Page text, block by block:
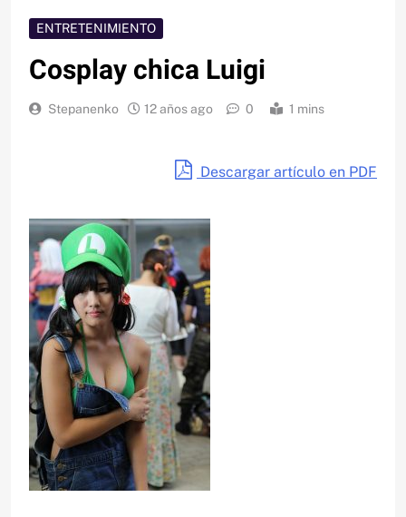
ENTRETENIMIENTO
Cosplay chica Luigi
Stepanenko 12 años ago 0 1 mins
Descargar artículo en PDF